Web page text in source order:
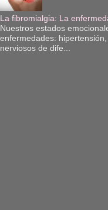
La fibromialgia: La
Nuestros estados
enfermedades:
nerviosos de dife...